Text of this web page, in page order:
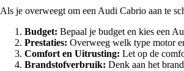
Als je overweegt om een Audi Cabrio aan te
Budget: Bepaal je budget en kies een
Prestaties: Overweeg welk type motor
Comfort en Uitrusting: Let op de
Brandstofverbruik: Denk aan het